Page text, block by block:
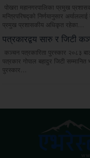
पोखरा महानगरपालिका प्रमुख
मन्त्रिपरिषद्को निर्णयानुसार
प्रमुख प्रशासकीय अधिकृत रहेका…
पत्रकारद्वय सारु र जिटी
कञ्चन पत्रकारिता पुरस्कार २०८३
पत्रकार गोपाल बहादुर जिटी
पुरस्कार…